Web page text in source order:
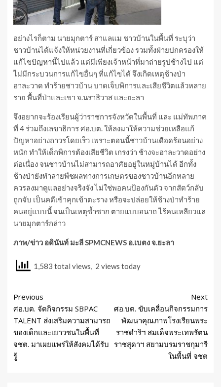
อย่างไรก็ตาม นายมุกตาร์ สาแลแม ชาวบ้านในพื้นที่ ระบุว่า
ชาวบ้านได้แจ้งให้หน่วยงานที่เกี่ยวข้อง รวมทั้งฝ่ายปกครองให้
แก้ไขปัญหานี้ไปแล้ว แต่มีเพียงเจ้าหน้าที่มาถ่ายรูปช้างไป แต่
ไม่มีกระบวนการแก้ไขอื่นๆ ที่แก้ไขได้ จึงเกิดเหตุช้างป่า
อาละวาด ทำร้ายชาวบ้าน บาดเจ็บพิการและเสียชีวิตแล้วหลาย
ราย พื้นที่ป่าและเขา จ.นราธิวาส และยะลา
จึงอยากจะร้องเรียนผู้ว่าราชการจังหวัดในพื้นที่ และ แม่ทัพภาค
ที่ 4 ร่วมถึงเลขาธิการ ศอ.บต. ให้ลงมาให้ความช่วยเหลือแก้
ปัญหาอย่างถาวรโดยเร็ว เพราะตอนนี้ชาวบ้านเดือดร้อนอย่าง
หนัก ทำให้เด็กพิการต้องเสียชีวิต เกรงว่า ช้างจะอาละวาดอย่าง
ต่อเนื่อง จนชาวบ้านไม่สามารถอาศัยอยู่ในหมู่บ้านได้ อีกทั้ง
ช้างป่ายังทำลายพืชผลทางการเกษตรของชาวบ้านอีกหลาย
ควรลงมาดูแลอย่างจริงจัง ไม่ใช่พอคนป้องกันตัว จากสัตว์กลับ
ถูกจับ เป็นคดีเข้าคุกเข้าตะราง หรือจะปล่อยให้ช้างป่าทำร้าย
คนอยู่แบบนี้ จนเป็นเหตุซ้ำซาก ตายแบบอนาถ ไร้คนเหลียวแล
นายมุกตาร์กล่าว
ภาพ/ข่าว อดินันท์ มะลี SPMCNEWS อ.เบตง จ.ยะลา
1,583 total views, 2 views today
Previous
ศอ.บต. จัดกิจกรรม SBPAC
TALENT ส่งเสริมความสามารถ
ของเด็กและเยาวชนในพื้นที่
จชต. มาเผยแพร่ให้สังคมได้รับ
รู้
Next
ศอ.บต. ขับเคลื่อนกิจกรรมการ
พัฒนาคุณภาพโรงเรียนพระ
ราชดำริฯ สมเด็จพระเทพรัตน
ราชสุดาฯ สยามบรมราชกุมารี
ในพื้นที่ จชต